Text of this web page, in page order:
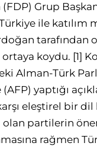
Grup
ile katılım
tarafından
ortaya koydu. [1]
Alman-Türk
yaptığı
eleştirel bir
olan partilerin
rağmen